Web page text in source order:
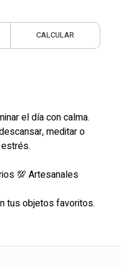
CALCULAR
el día con calma.
meditar o
💯 Artesanales
tus objetos favoritos.